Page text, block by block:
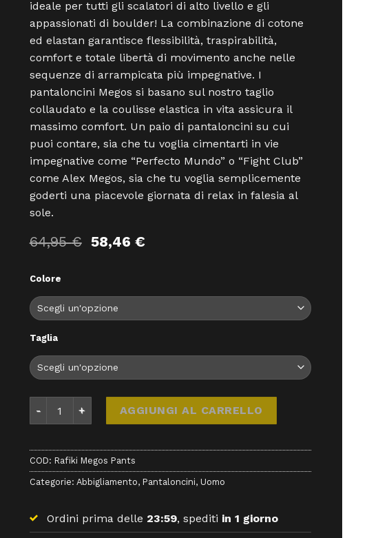
ideale per tutti gli scalatori di alto livello e gli
appassionati di boulder! La combinazione di cotone
ed elastan garantisce flessibilità, traspirabilità,
comfort e totale libertà di movimento anche nelle
sequenze di arrampicata più impegnative. I
pantaloncini Megos si basano sul nostro taglio
collaudato e la coulisse elastica in vita assicura il
massimo comfort. Un paio di pantaloncini su cui
puoi contare, sia che tu voglia cimentarti in vie
impegnative come “Perfecto Mundo” o “Fight Club”
come Alex Megos, sia che tu voglia semplicemente
goderti una piacevole giornata di relax in falesia al
sole.
64,95€ Il
prezzo
64,95 €.
58,46 €Il
58,46 €.
Colore
Taglia
AGGIUNGI AL CARRELLO
COD: Rafiki Megos Pants
Categorie: Abbigliamento, Pantaloncini, Uomo
Ordini prima delle 23:59, spediti in 1 giorno